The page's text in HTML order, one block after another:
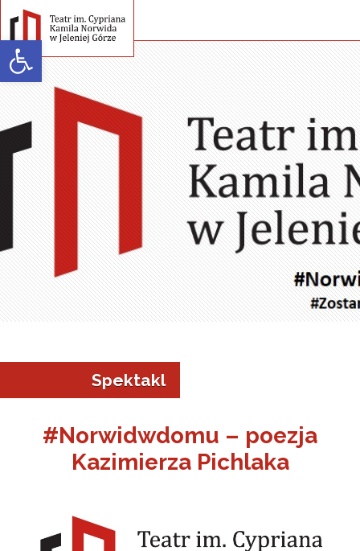
Open toolbar
Warning: strlen() expects parameter 1 to be string, array given in
/home/klient.dhosting.pl/teatr/teatrnorwida.pl/wp-
content/themes/teatrnorwida/single-spektakle.phpon line
Spektakl
#Norwidwdomu – poezja
Kazimierza Pichlaka